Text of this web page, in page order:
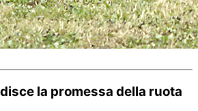
la promessa della ruota